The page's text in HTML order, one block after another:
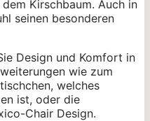
Kirschbaum. Auch in
seinen besonderen
Design und Komfort in
wie zum
welches
ist, oder die
Chair Design.